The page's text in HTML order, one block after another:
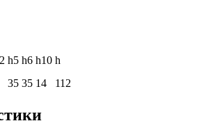
h5 h6 h10 h
35 35 14 112